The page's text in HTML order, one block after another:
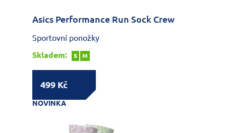
Asics Performance Run Sock Crew
Sportovní ponožky
Skladem:
S M
499 Kč
NOVINKA